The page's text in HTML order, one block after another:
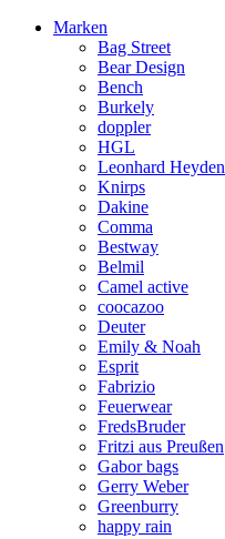
Marken
Bag Street
Bear Design
Bench
Burkely
doppler
HGL
Leonhard Heyden
Knirps
Dakine
Comma
Bestway
Belmil
Camel active
coocazoo
Deuter
Emily & Noah
Esprit
Fabrizio
Feuerwear
FredsBruder
Fritzi aus Preußen
Gabor bags
Gerry Weber
Greenburry
happy rain